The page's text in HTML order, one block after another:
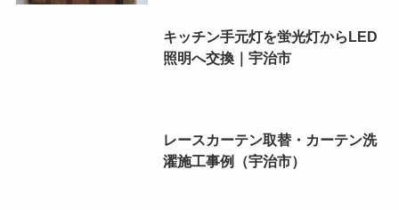
キッチン手元灯を蛍光灯からLED
照明へ交換｜宇治市
レースカーテン取替・カーテン洗
濯施工事例（宇治市）